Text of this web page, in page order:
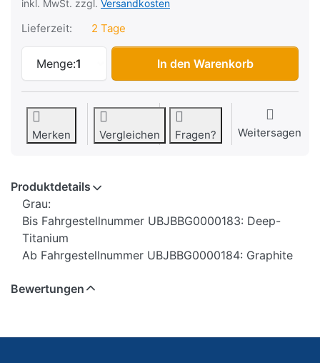
inkl. MwSt. zzgl. Versandkosten
Lieferzeit: 2 Tage
Menge:1
Lampenverkleidung Bye Bike Vorderteil
In den Warenkorb
Merken Vergleichen Fragen? Weitersagen
Produktdetails
Grau:
Bis Fahrgestellnummer UBJBBG0000183: Deep-
Titanium
Ab Fahrgestellnummer UBJBBG0000184: Graphite
Bewertungen